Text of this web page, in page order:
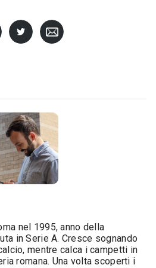
nel 1995, anno della
in Serie A. Cresce sognando
mentre calca i campetti in
romana. Una volta scoperti i